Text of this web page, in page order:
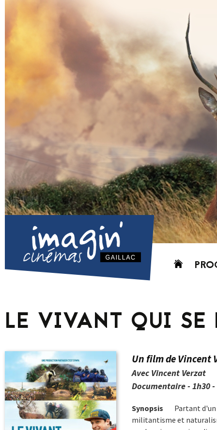
Aller
LE VIVANT QUI SE
Un film de Vincent
Avec Vincent Verzat
Documentaire - 1h30 -
Synopsis
Partant
militantisme et